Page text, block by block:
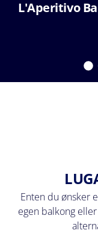
L'Aperitivo
Enten du ønsker
egen balkong